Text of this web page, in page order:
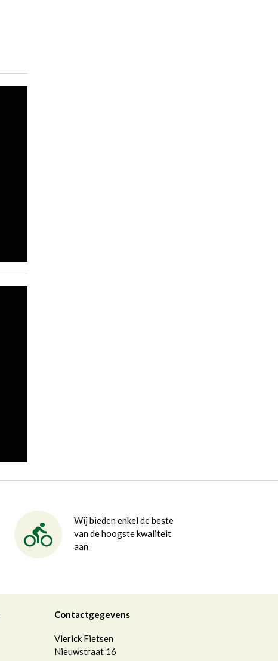
Wij bieden enkel de beste
van de hoogste kwaliteit
aan
Contactgegevens
Vlerick Fietsen
Nieuwstraat 16